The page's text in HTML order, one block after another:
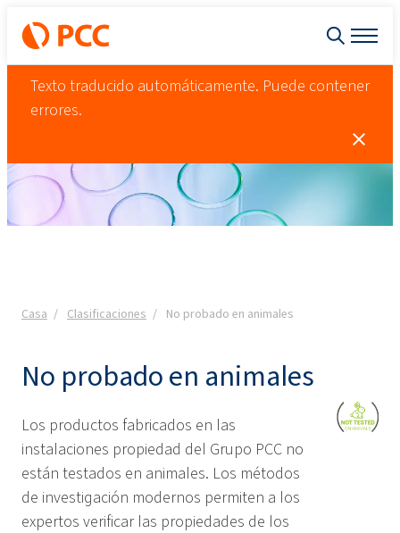
Texto traducido automáticamente. Puede contener
errores.
Casa Clasificaciones No probado en animales
No probado en animales
Los productos fabricados en las
instalaciones propiedad del Grupo PCC no
están testados en animales. Los métodos
de investigación modernos permiten a los
expertos verificar las propiedades de los